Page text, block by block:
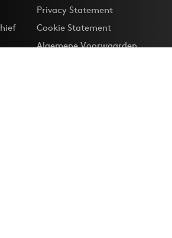
Privacy Statement
Cookie Statement
Algemene Voorwaarden